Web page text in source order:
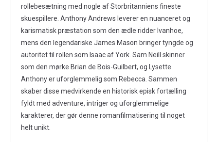
rollebesætning med nogle af Storbritanniens fineste
skuespillere. Anthony Andrews leverer en nuanceret og
karismatisk præstation som den ædle ridder Ivanhoe,
mens den legendariske James Mason bringer tyngde og
autoritet til rollen som Isaac af York. Sam Neill skinner
som den mørke Brian de Bois-Guilbert, og Lysette
Anthony er uforglemmelig som Rebecca. Sammen
skaber disse medvirkende en historisk episk fortælling
fyldt med adventure, intriger og uforglemmelige
karakterer, der gør denne romanfilmatisering til noget
helt unikt.